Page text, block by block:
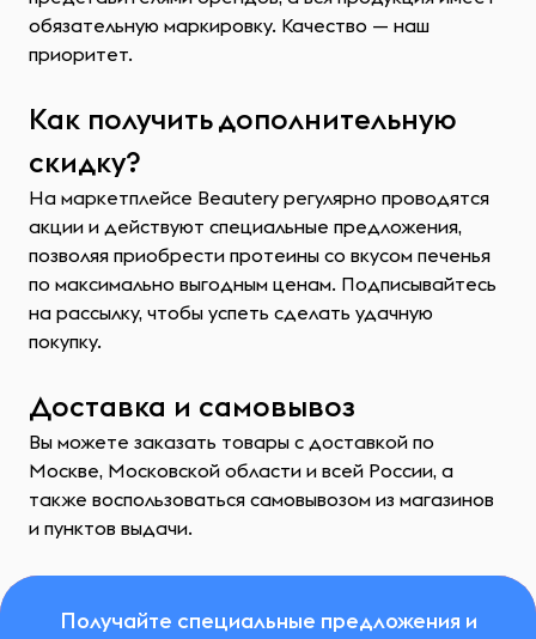
обязательную маркировку. Качество — наш
приоритет.
Как получить дополнительную
скидку?
На маркетплейсе Beautery регулярно проводятся
акции и действуют специальные предложения,
позволяя приобрести протеины со вкусом печенья
по максимально выгодным ценам. Подписывайтесь
на рассылку, чтобы успеть сделать удачную
покупку.
Доставка и самовывоз
Вы можете заказать товары с доставкой по
Москве, Московской области и всей России, а
также воспользоваться самовывозом из магазинов
и пунктов выдачи.
Получайте специальные предложения и